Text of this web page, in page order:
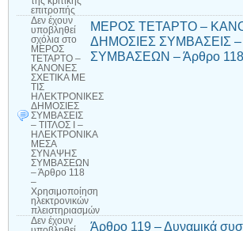
επιτροπής
Δεν έχουν
υποβληθεί
σχόλια στο
ΜΕΡΟΣ
ΤΕΤΑΡΤΟ –
ΚΑΝΟΝΕΣ
ΣΧΕΤΙΚΑ ΜΕ
ΤΙΣ
ΗΛΕΚΤΡΟΝΙΚΕΣ
ΔΗΜΟΣΙΕΣ
ΣΥΜΒΑΣΕΙΣ
– ΤΙΤΛΟΣ Ι –
ΗΛΕΚΤΡΟΝΙΚΑ
ΜΕΣΑ
ΣΥΝΑΨΗΣ
ΣΥΜΒΑΣΕΩΝ
– Άρθρο 118
–
Χρησιμοποίηση
ηλεκτρονικών
πλειστηριασμών
ΜΕΡΟΣ ΤΕΤΑΡΤΟ –
ΔΗΜΟΣΙΕΣ ΣΥΜΒΑΣΕΙΣ
ΣΥΜΒΑΣΕΩΝ – Άρθρο 118
Δεν έχουν
Άρθρο 119 – Δυναμικά